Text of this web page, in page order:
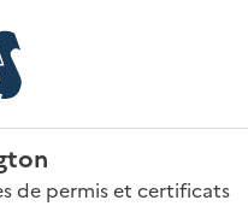
de permis et certificats